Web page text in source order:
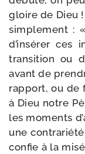
gloire de Dieu
sim­ple­ment :
d’in­sé­rer ces
tran­si­tion ou
avant de
rap­port, ou de
à Dieu notre
les moments
une
confie à la